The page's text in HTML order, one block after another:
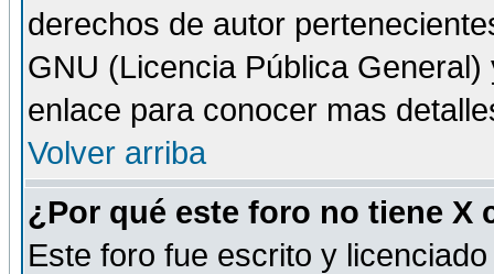
derechos de autor
GNU (Licencia Pública
enlace para conocer mas
Volver arriba
¿Por qué este foro no tiene X
Este foro fue escrito y